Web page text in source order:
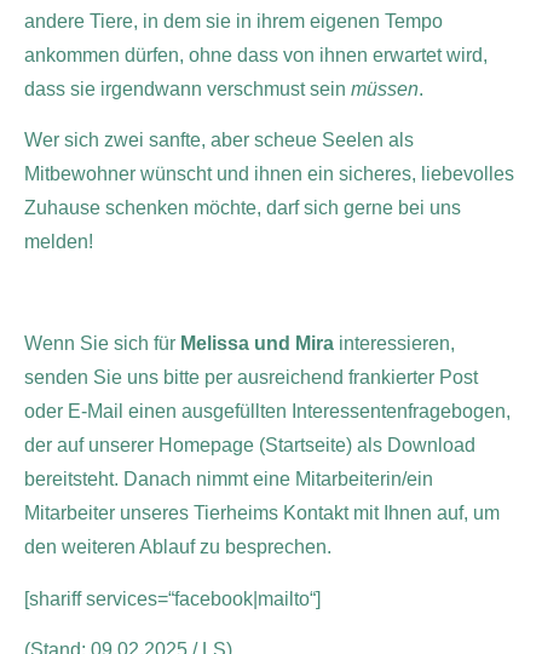
andere Tiere, in dem sie in ihrem eigenen Tempo
ankommen dürfen, ohne dass von ihnen erwartet wird,
dass sie irgendwann verschmust sein müssen.
Wer sich zwei sanfte, aber scheue Seelen als
Mitbewohner wünscht und ihnen ein sicheres, liebevolles
Zuhause schenken möchte, darf sich gerne bei uns
melden!
Wenn Sie sich für Melissa und Mira interessieren,
senden Sie uns bitte per ausreichend frankierter Post
oder E-Mail einen ausgefüllten Interessentenfragebogen,
der auf unserer Homepage (Startseite) als Download
bereitsteht. Danach nimmt eine Mitarbeiterin/ein
Mitarbeiter unseres Tierheims Kontakt mit Ihnen auf, um
den weiteren Ablauf zu besprechen.
[shariff services=“facebook|mailto“]
(Stand: 09.02.2025 / LS)